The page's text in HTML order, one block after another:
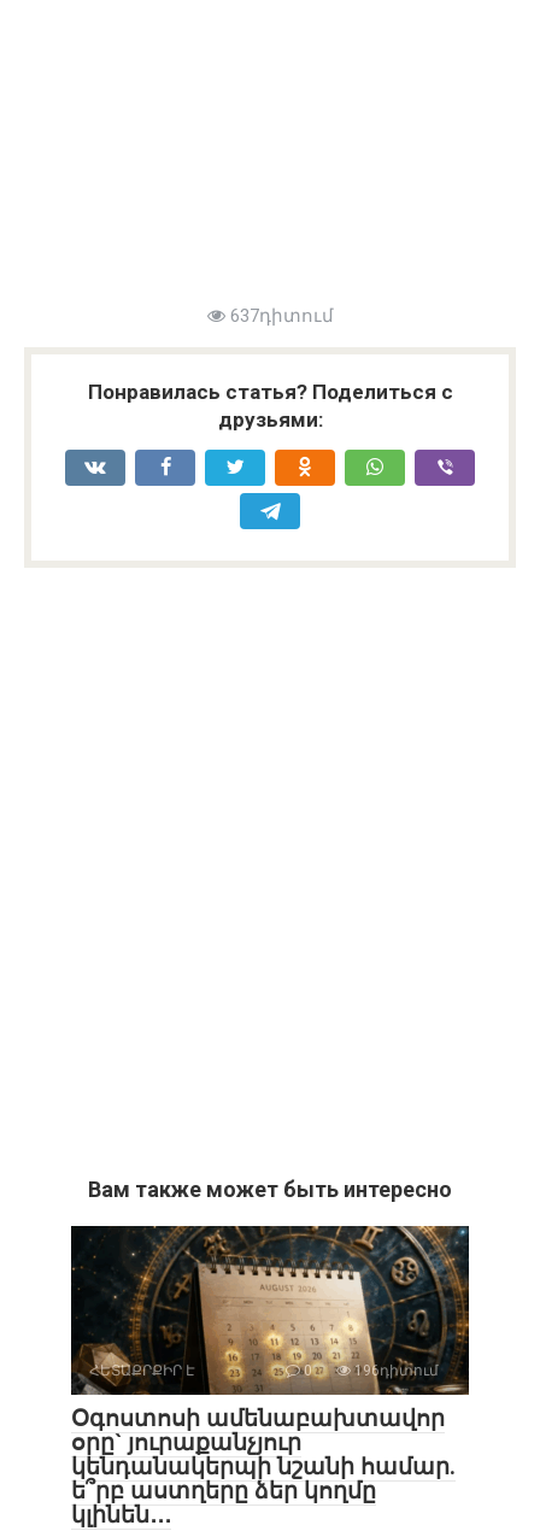
637դիտում
Понравилась статья? Поделиться с
друзьями:
Вам также может быть интересно
ՀԵՏԱՔՐՔԻՐ Է 0 196դիտում
Օգոստոսի ամենաբախտավոր
օրը` յուրաքանչյուր
կենդանակերպի նշանի համար.
ե՞րբ աստղերը ձեր կողմը
կլինեն․․․